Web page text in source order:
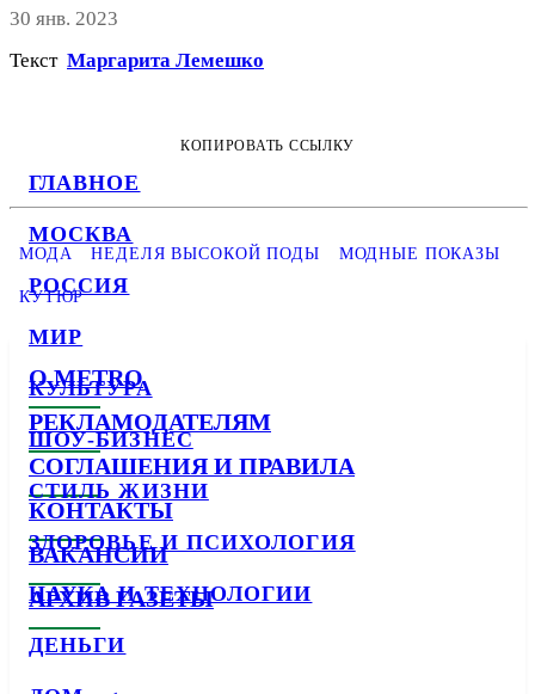
ГЛАВНОЕ
МОСКВА
РОССИЯ
МИР
КУЛЬТУРА
ШОУ-БИЗНЕС
СТИЛЬ ЖИЗНИ
ЗДОРОВЬЕ И ПСИХОЛОГИЯ
НАУКА И ТЕХНОЛОГИИ
ДЕНЬГИ
30 янв. 2023
Текст Маргарита Лемешко
КОПИРОВАТЬ ССЫЛКУ
МОДА НЕДЕЛЯ ВЫСОКОЙ ПОДЫ МОДНЫЕ ПОКАЗЫ
КУТЮР
О METRO
РЕКЛАМОДАТЕЛЯМ
СОГЛАШЕНИЯ И ПРАВИЛА
КОНТАКТЫ
ВАКАНСИИ
АРХИВ ГАЗЕТЫ